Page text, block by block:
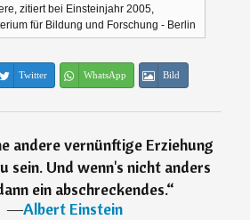
zitiert bei Einsteinjahr 2005,
für Bildung und Forschung - Berlin
Twitter WhatsApp Bild
andere vernünftige Erziehung
sein. Und wenn's nicht anders
ein abschreckendes.“
―Albert Einstein